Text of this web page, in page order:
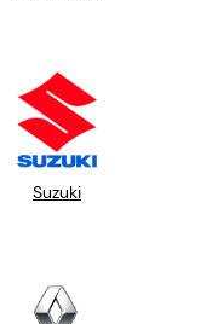
Suzuki